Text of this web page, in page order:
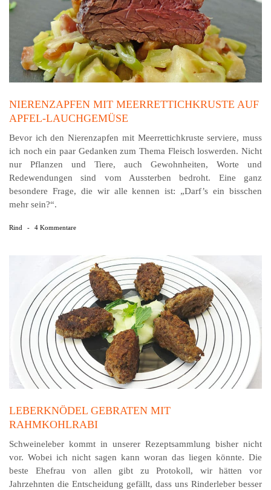
NIERENZAPFEN MIT MEERRETTICHKRUSTE AUF
APFEL-LAUCHGEMÜSE
Bevor ich den Nierenzapfen mit Meerrettichkruste serviere, muss
ich noch ein paar Gedanken zum Thema Fleisch loswerden. Nicht
nur Pflanzen und Tiere, auch Gewohnheiten, Worte und
Redewendungen sind vom Aussterben bedroht. Eine ganz
besondere Frage, die wir alle kennen ist: „Darf’s ein bisschen
mehr sein?“.
Rind - 4 Kommentare
LEBERKNÖDEL GEBRATEN MIT
RAHMKOHLRABI
Schweineleber kommt in unserer Rezeptsammlung bisher nicht
vor. Wobei ich nicht sagen kann woran das liegen könnte. Die
beste Ehefrau von allen gibt zu Protokoll, wir hätten vor
Jahrzehnten die Entscheidung gefällt, dass uns Rinderleber besser